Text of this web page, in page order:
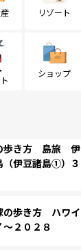
リゾート
ショップ
歩き方 島旅 伊
伊豆諸島①）３
歩き方 ハワイ
２０２８